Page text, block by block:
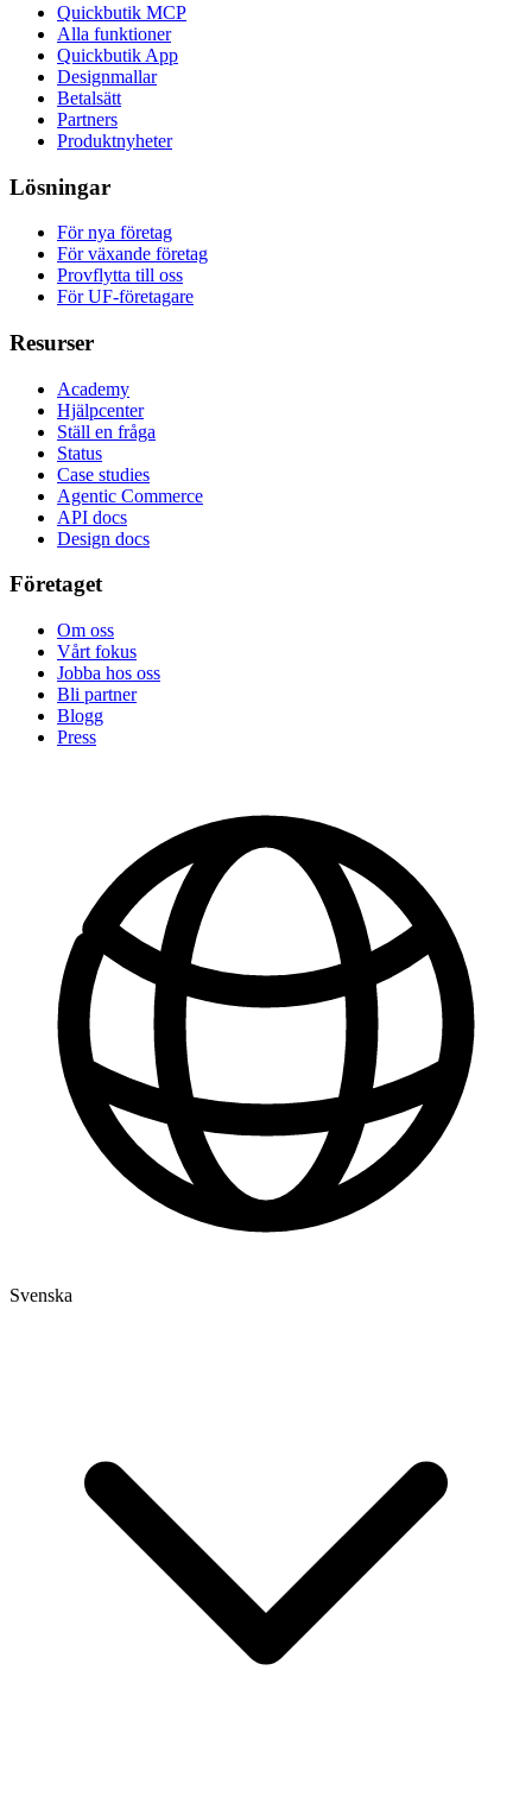
Quickbutik MCP
Alla funktioner
Quickbutik App
Designmallar
Betalsätt
Partners
Produktnyheter
Lösningar
För nya företag
För växande företag
Provflytta till oss
För UF-företagare
Resurser
Academy
Hjälpcenter
Ställ en fråga
Status
Case studies
Agentic Commerce
API docs
Design docs
Företaget
Om oss
Vårt fokus
Jobba hos oss
Bli partner
Blogg
Press
Svenska